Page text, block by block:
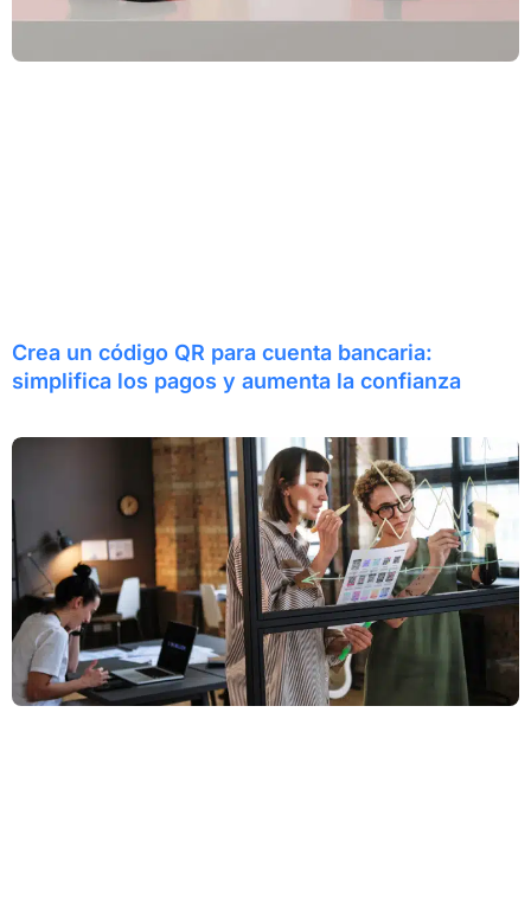
Crea un código QR para cuenta bancaria:
simplifica los pagos y aumenta la confianza